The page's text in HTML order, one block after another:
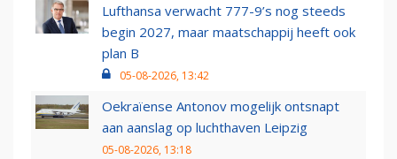
Lufthansa verwacht 777-9’s nog steeds
begin 2027, maar maatschappij heeft ook
plan B
05-08-2026, 13:42
Oekraïense Antonov mogelijk ontsnapt
aan aanslag op luchthaven Leipzig
05-08-2026, 13:18